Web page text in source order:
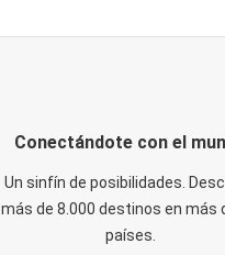
Conectándote con el
Un sinfín de posibilidades.
más de 8.000 destinos en más
países.